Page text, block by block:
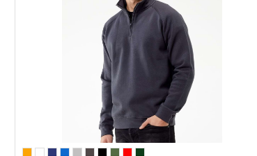
di associazioni, per promuovere societa'
sportive, palestre, competizioni, scuole di
ballo e per vestire atleti, squadre,
allenatori e istruttori. Disponibile in vari
colori da abbinare al colore del vostro logo
per completare la vostra immagine. $$
80% cotone - 20% poliestere - 280 g/m2 $
Brand: Fruit of the Loom $ Fornito piegato
ed imbustato singolarmente $
Personalizzazione con ricamo a